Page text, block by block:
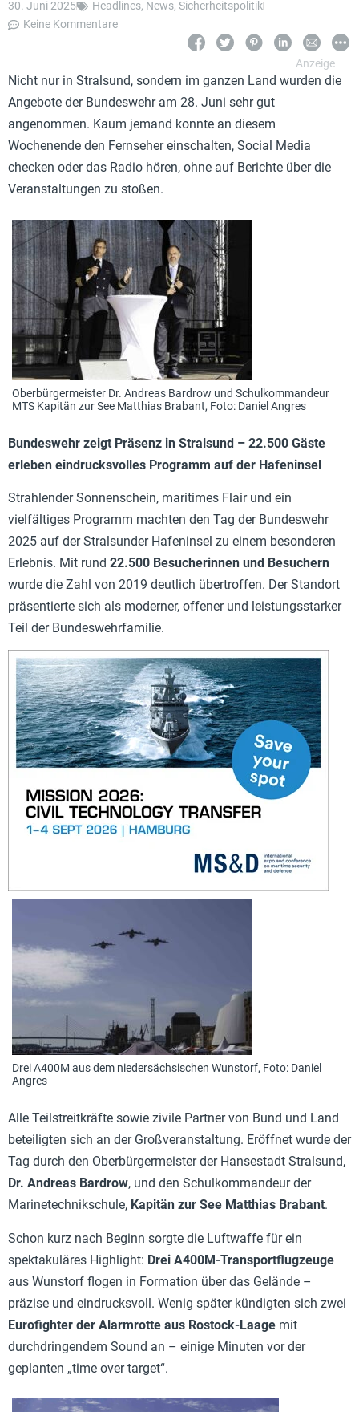
30. Juni 2025 Headlines, News, Sicherheitspolitik
Keine Kommentare
Nicht nur in Stralsund, sondern im ganzen Land wurden die
Angebote der Bundeswehr am 28. Juni sehr gut
angenommen. Kaum jemand konnte an diesem
Wochenende den Fernseher einschalten, Social Media
checken oder das Radio hören, ohne auf Berichte über die
Veranstaltungen zu stoßen.
Oberbürgermeister Dr. Andreas Bardrow und Schulkommandeur
MTS Kapitän zur See Matthias Brabant, Foto: Daniel Angres
Bundeswehr zeigt Präsenz in Stralsund – 22.500 Gäste
erleben eindrucksvolles Programm auf der Hafeninsel
Strahlender Sonnenschein, maritimes Flair und ein
vielfältiges Programm machten den Tag der Bundeswehr
2025 auf der Stralsunder Hafeninsel zu einem besonderen
Erlebnis. Mit rund 22.500 Besucherinnen und Besuchern
wurde die Zahl von 2019 deutlich übertroffen. Der Standort
präsentierte sich als moderner, offener und leistungsstarker
Teil der Bundeswehrfamilie.
Drei A400M aus dem niedersächsischen Wunstorf, Foto: Daniel
Angres
Alle Teilstreitkräfte sowie zivile Partner von Bund und Land
beteiligten sich an der Großveranstaltung. Eröffnet wurde der
Tag durch den Oberbürgermeister der Hansestadt Stralsund,
Dr. Andreas Bardrow, und den Schulkommandeur der
Marinetechnikschule, Kapitän zur See Matthias Brabant.
Schon kurz nach Beginn sorgte die Luftwaffe für ein
spektakuläres Highlight: Drei A400M-Transportflugzeuge
aus Wunstorf flogen in Formation über das Gelände –
präzise und eindrucksvoll. Wenig später kündigten sich zwei
Eurofighter der Alarmrotte aus Rostock-Laage mit
durchdringendem Sound an – einige Minuten vor der
geplanten „time over target“.